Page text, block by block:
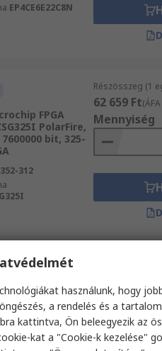
EP4CE6E22C8N
FPGA
PolarFire,
bit, 325-
352-312
Részösszeg (1
62 659 Ft
Mennyiség
nincsen
FPGA
PolarFire,
bit,
Mennyiség
használunk, hogy
a rendelés és a
kattintva, Ön beleegyezik az
kat a "Cookie-k kezelése"